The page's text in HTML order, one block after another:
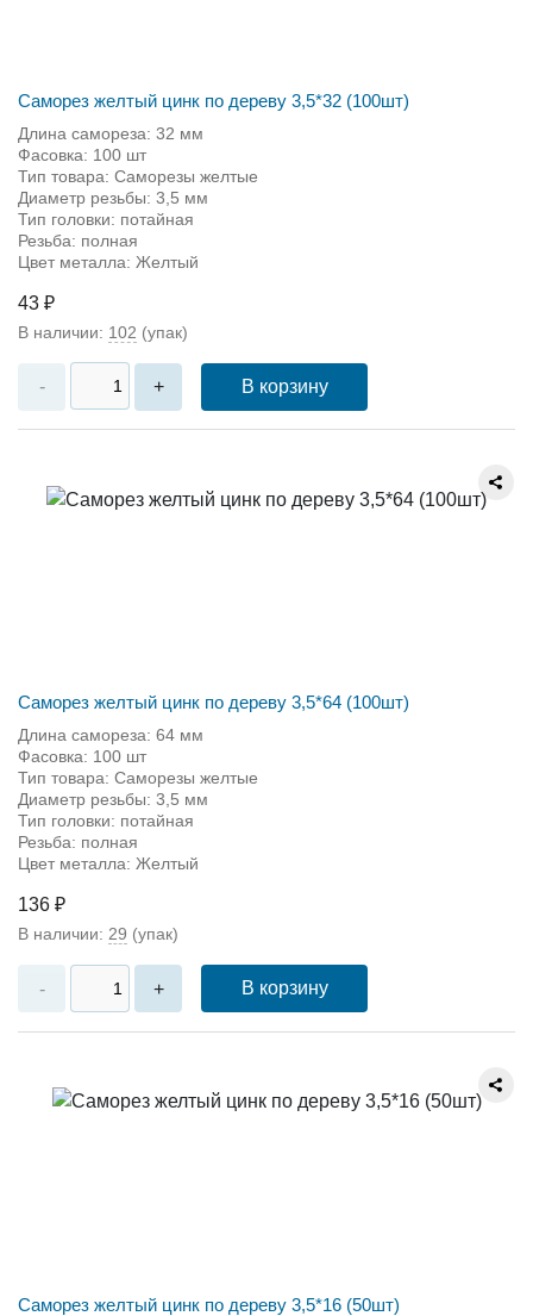
Саморез желтый цинк по дереву 3,5*32 (100шт)
Длина самореза: 32 мм
Фасовка: 100 шт
Тип товара: Саморезы желтые
Диаметр резьбы: 3,5 мм
Тип головки: потайная
Резьба: полная
Цвет металла: Желтый
43 ₽
В наличии: 102 (упак)
- + В корзину
Саморез желтый цинк по дереву 3,5*64 (100шт)
Длина самореза: 64 мм
Фасовка: 100 шт
Тип товара: Саморезы желтые
Диаметр резьбы: 3,5 мм
Тип головки: потайная
Резьба: полная
Цвет металла: Желтый
136 ₽
В наличии: 29 (упак)
- + В корзину
Саморез желтый цинк по дереву 3,5*16 (50шт)